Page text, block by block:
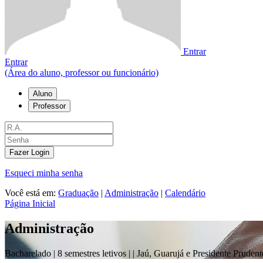
Entrar
Entrar
(Área do aluno, professor ou funcionário)
Aluno
Professor
Fazer Login
Esqueci minha senha
Você está em: Graduação | Administração | Calendário
Página Inicial
Administração
Bacharelado | 8 semestres letivos | | Jaú, Guarujá e Presidente